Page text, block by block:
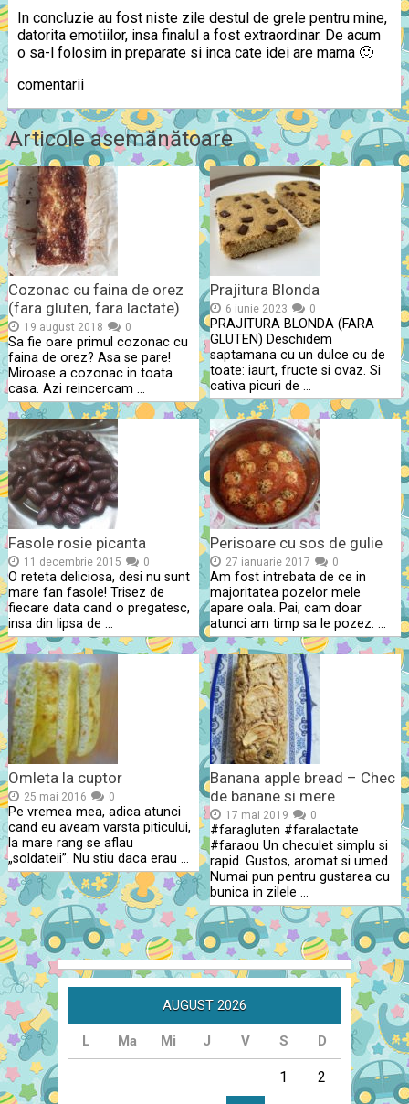
In concluzie au fost niste zile destul de grele pentru mine,
datorita emotiilor, insa finalul a fost extraordinar. De acum
o sa-l folosim in preparate si inca cate idei are mama 🙂
comentarii
Articole asemănătoare
Cozonac cu faina de orez
(fara gluten, fara lactate)
19 august 2018 0
Sa fie oare primul cozonac cu
faina de orez? Asa se pare!
Miroase a cozonac in toata
casa. Azi reincercam …
Prajitura Blonda
6 iunie 2023 0
PRAJITURA BLONDA (FARA
GLUTEN) Deschidem
saptamana cu un dulce cu de
toate: iaurt, fructe si ovaz. Si
cativa picuri de …
Fasole rosie picanta
11 decembrie 2015 0
O reteta deliciosa, desi nu sunt
mare fan fasole! Trisez de
fiecare data cand o pregatesc,
insa din lipsa de …
Perisoare cu sos de gulie
27 ianuarie 2017 0
Am fost intrebata de ce in
majoritatea pozelor mele
apare oala. Pai, cam doar
atunci am timp sa le pozez. …
Omleta la cuptor
25 mai 2016 0
Pe vremea mea, adica atunci
cand eu aveam varsta piticului,
la mare rang se aflau
„soldateii”. Nu stiu daca erau …
Banana apple bread – Chec
de banane si mere
17 mai 2019 0
#faragluten #faralactate
#faraou Un checulet simplu si
rapid. Gustos, aromat si umed.
Numai pun pentru gustarea cu
bunica in zilele …
AUGUST 2026
L Ma Mi J V S D
1 2